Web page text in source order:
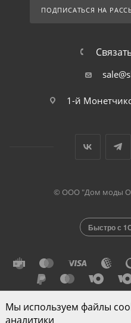
ПОДПИСАТЬСЯ НА
1-й
© ООО "Дом моды
Быстро с
Разработано в
Мы используем файлы
аналитики